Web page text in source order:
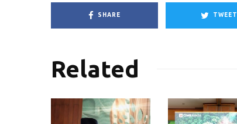
SHARE TWEET
Related